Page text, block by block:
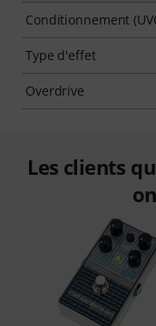
Conditionnement
Type d'effet
Overdrive
Les clients